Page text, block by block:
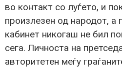
во контакт со луѓето, и
произлезен од народот, а
кабинет никогаш не бил
сега. Личноста на
авторитетен меѓу